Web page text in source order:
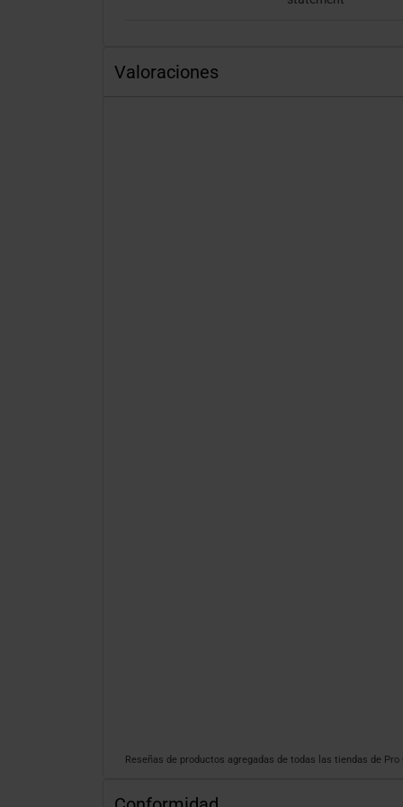
Valoraciones
Reseñas de productos agregadas de todas las tiendas de Pro